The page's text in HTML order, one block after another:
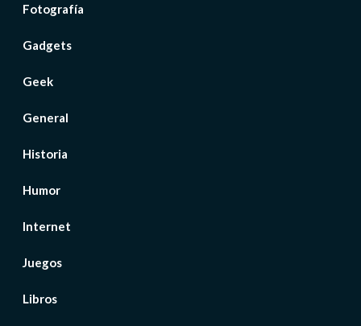
Fotografía
Gadgets
Geek
General
Historia
Humor
Internet
Juegos
Libros